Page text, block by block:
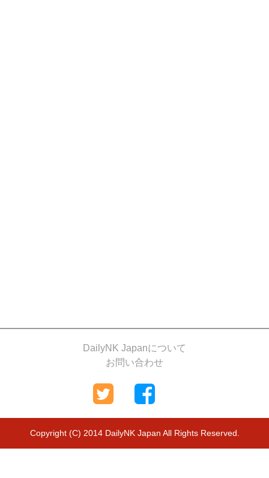
DailyNK Japanについて
お問い合わせ
Copyright (C) 2014 DailyNK Japan All Rights Reserved.